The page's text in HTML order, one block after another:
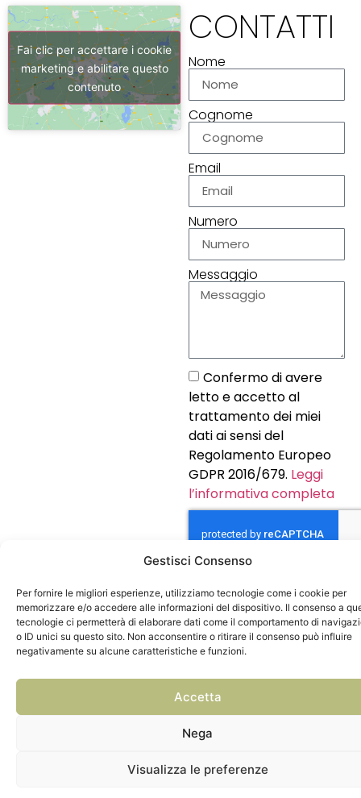
Gestisci Consenso
Per fornire le migliori esperienze, utilizziamo tecnologie come i cookie per
memorizzare e/o accedere alle informazioni del dispositivo. Il consenso a
tecnologie ci permetterà di elaborare dati come il comportamento di
o ID unici su questo sito. Non acconsentire o ritirare il consenso può influire
negativamente su alcune caratteristiche e funzioni.
Accetta
Nega
Visualizza le preferenze
Fai clic per accettare i cookie
marketing e abilitare questo
contenuto
CONTATTI
Nome
Cognome
Email
Numero
Messaggio
Confermo di avere
letto e accetto al
trattamento dei miei
dati ai sensi del
Regolamento Europeo
GDPR 2016/679. Leggi
l’informativa completa